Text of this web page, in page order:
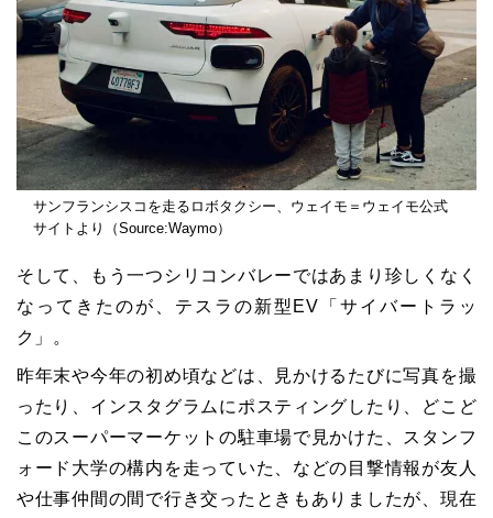
サンフランシスコを走るロボタクシー、ウェイモ＝ウェイモ公式
サイトより（Source:Waymo）
そして、もう一つシリコンバレーではあまり珍しくなく
なってきたのが、テスラの新型EV「サイバートラッ
ク」。
昨年末や今年の初め頃などは、見かけるたびに写真を撮
ったり、インスタグラムにポスティングしたり、どこど
このスーパーマーケットの駐車場で見かけた、スタンフ
ォード大学の構内を走っていた、などの目撃情報が友人
や仕事仲間の間で行き交ったときもありましたが、現在